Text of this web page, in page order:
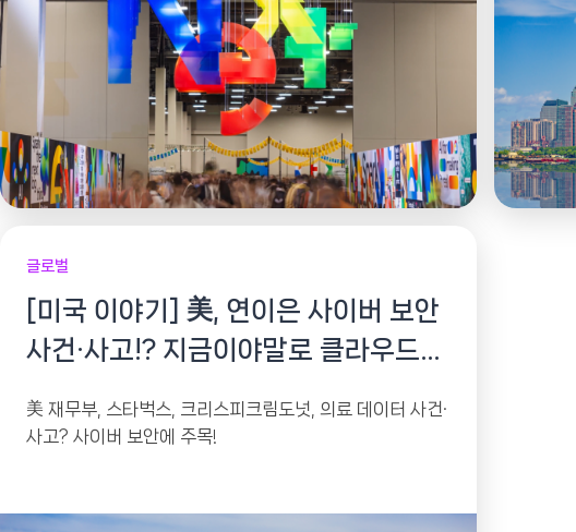
글로벌
[미국 이야기] 美, 연이은 사이버 보안
사건·사고!? 지금이야말로 클라우드
美 재무부, 스타벅스, 크리스피크림도넛, 의료 데이터 사건·
사고? 사이버 보안에 주목!